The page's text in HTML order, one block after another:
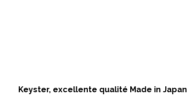
Keyster, excellente qualité Made in Japan